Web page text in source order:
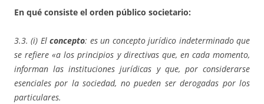
En qué consiste el orden público societario:
3.3. (i) Elconcepto: es un concepto jurídico indeterminado que
se refiere «a los principios y directivas que, en cada momento,
informan las instituciones jurídicas y que, por considerarse
esenciales por la sociedad, no pueden ser derogadas por los
particulares.